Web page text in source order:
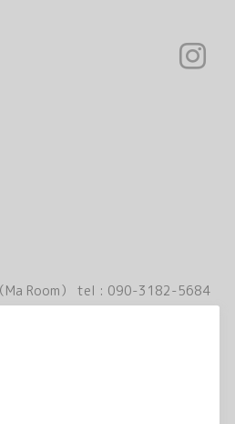
Room） tel : 090-3182-5684